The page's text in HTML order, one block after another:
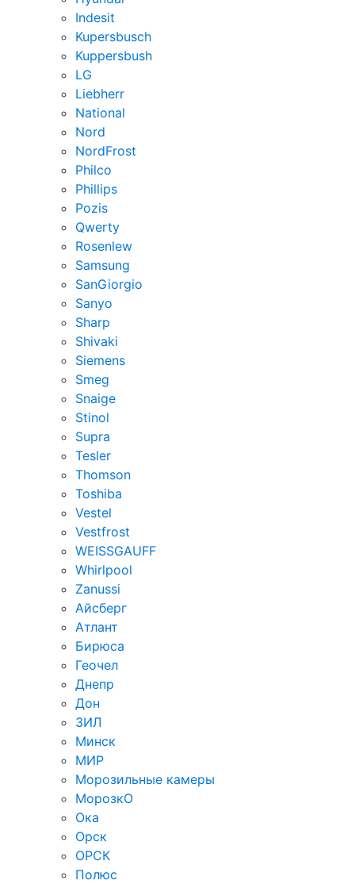
Indesit
Kupersbusch
Kuppersbush
LG
Liebherr
National
Nord
NordFrost
Philco
Phillips
Pozis
Qwerty
Rosenlew
Samsung
SanGiorgio
Sanyo
Sharp
Shivaki
Siemens
Smeg
Snaige
Stinol
Supra
Tesler
Thomson
Toshiba
Vestel
Vestfrost
WEISSGAUFF
Whirlpool
Zanussi
Айсберг
Атлант
Бирюса
Геочел
Днепр
Дон
ЗИЛ
Минск
МИР
Морозильные камеры
МорозкО
Ока
Орск
ОРСК
Полюс